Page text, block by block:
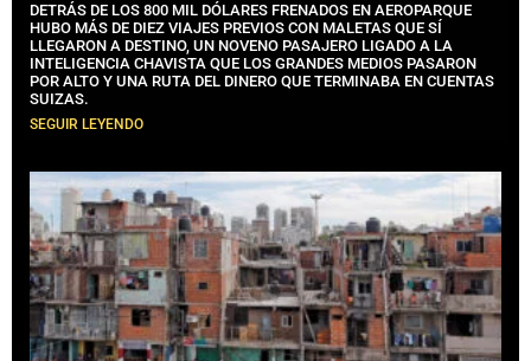
DETRÁS DE LOS 800 MIL DÓLARES FRENADOS EN AEROPARQUE
HUBO MÁS DE DIEZ VIAJES PREVIOS CON MALETAS QUE SÍ
LLEGARON A DESTINO, UN NOVENO PASAJERO LIGADO A LA
INTELIGENCIA CHAVISTA QUE LOS GRANDES MEDIOS PASARON
POR ALTO Y UNA RUTA DEL DINERO QUE TERMINABA EN CUENTAS
SUIZAS.
SEGUIR LEYENDO